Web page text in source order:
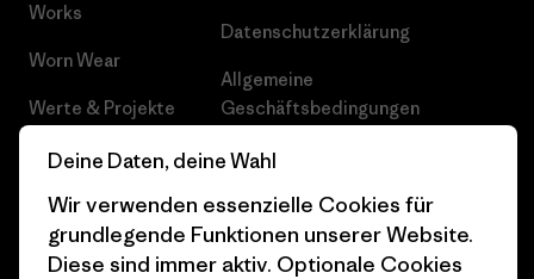
Works
Worn Wear
Werte & Projekte
Progress Report
Business Unusual
Klimaziele
Datenschutzerklärung
Allgemeine
Geschäftsbedingungen
Cookie Einstellungen
Karriere
Pressekontakt
Deine Daten, deine Wahl
Wir verwenden essenzielle Cookies für
grundlegende Funktionen unserer Website.
Diese sind immer aktiv. Optionale Cookies